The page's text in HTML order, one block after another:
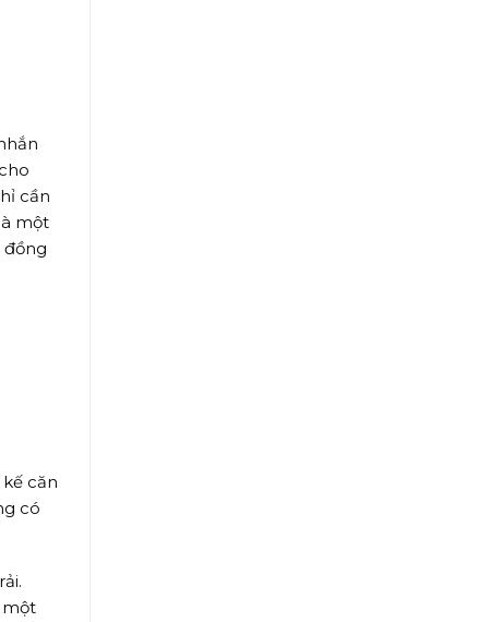
cần
một
căn
có
một